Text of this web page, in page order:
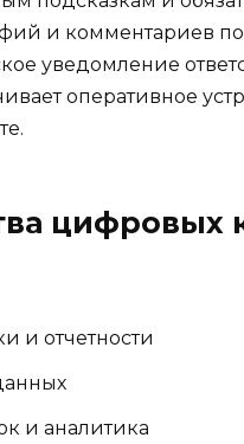
и комментариев
уведомление
оперативное
цифровых
и отчетности
и аналитика